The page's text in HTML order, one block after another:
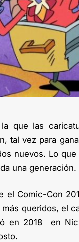
que las
tal vez para
nuevos. Lo
una generación.
el Comic-Con
queridos, el
en 2018 en